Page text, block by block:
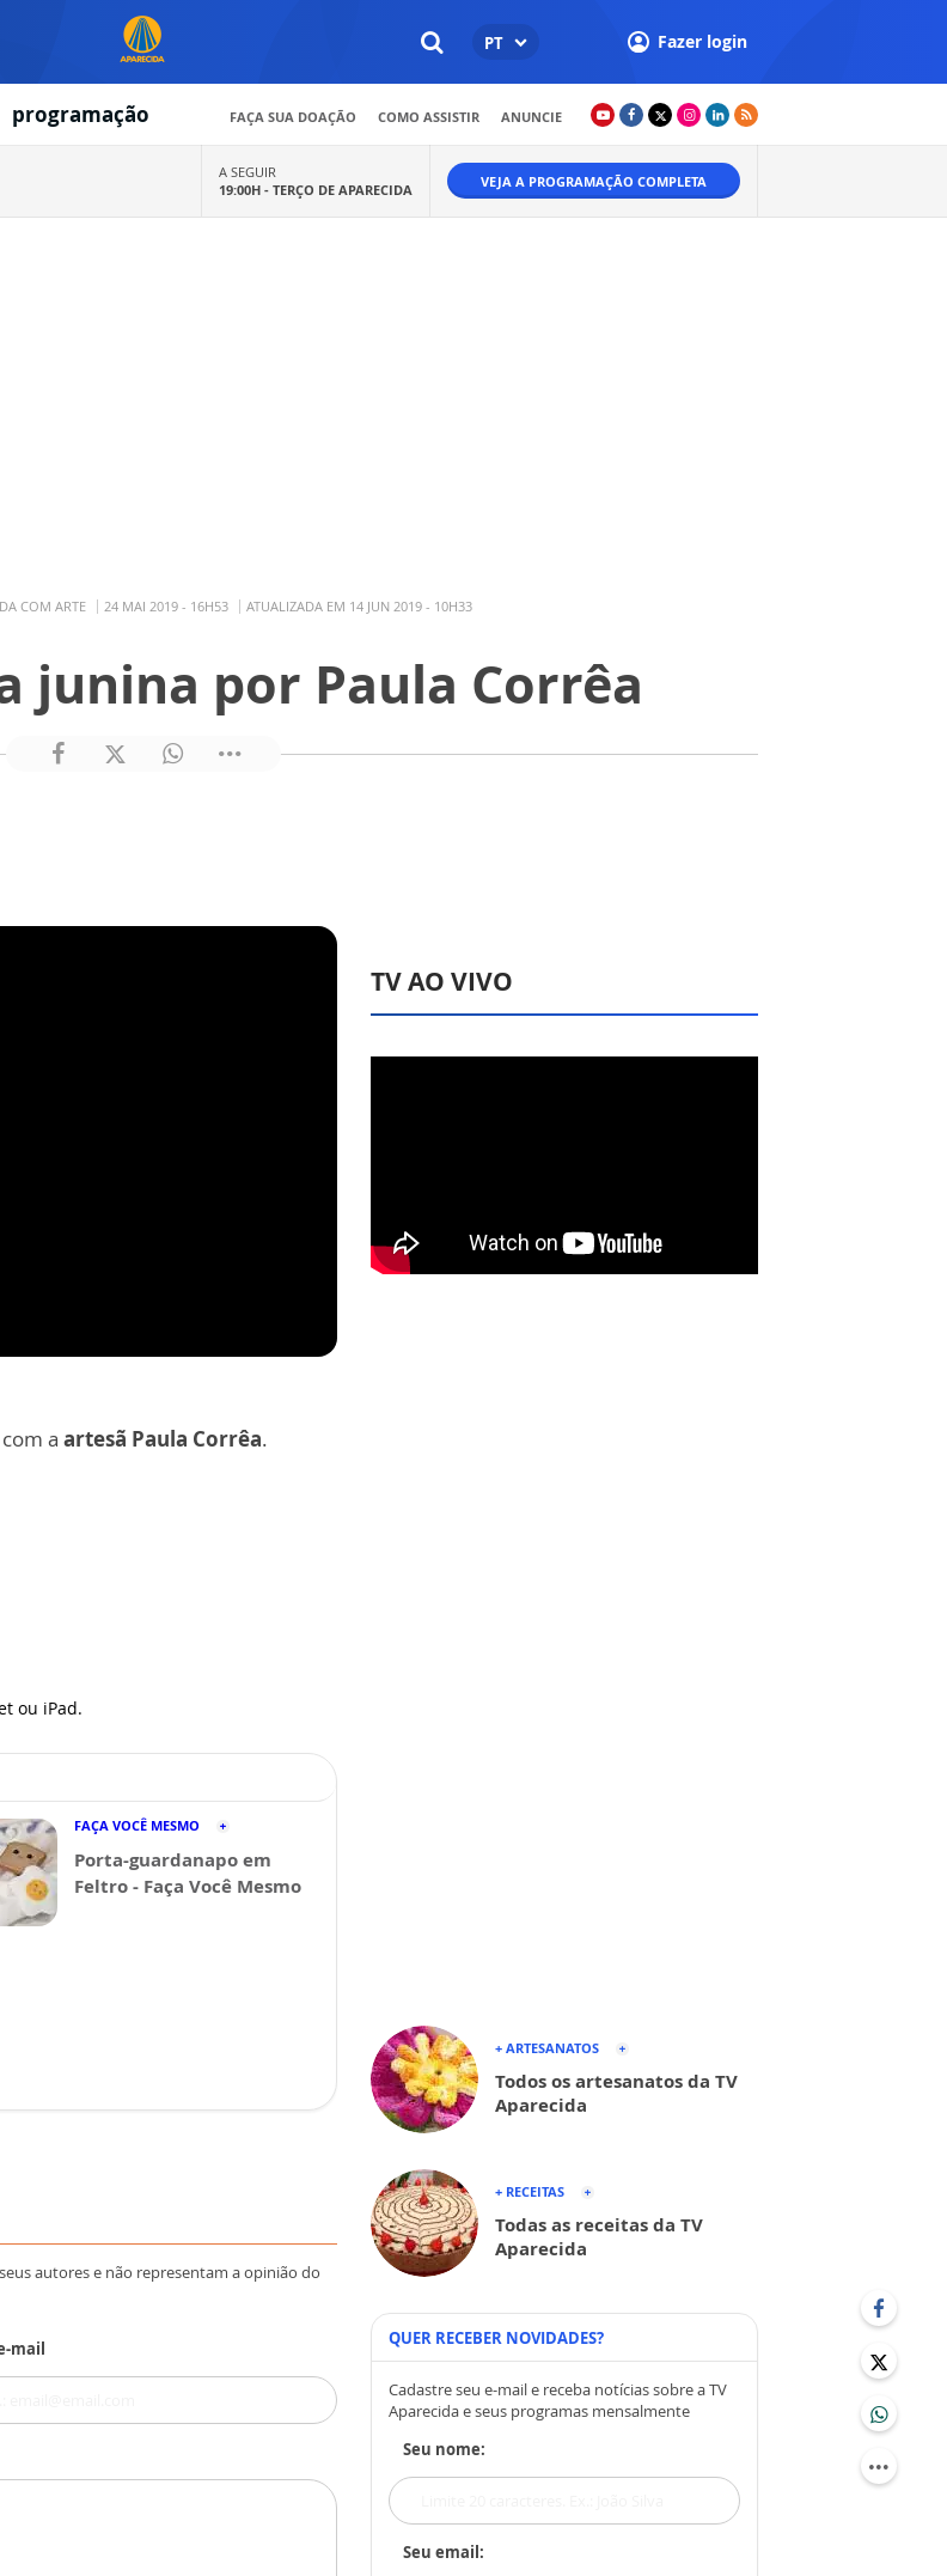
PT Fazer login
programação FAÇA SUA DOAÇÃO COMO ASSISTIR ANUNCIE
A SEGUIR
19:00H - TERÇO DE APARECIDA VEJA A PROGRAMAÇÃO COMPLETA
COM ARTE 24 MAI 2019 - 16H53 ATUALIZADA EM 14 JUN 2019 - 10H33
junina por Paula Corrêa
com a artesã Paula Corrêa.
ou iPad.
FAÇA VOCÊ MESMO
Porta-guardanapo em
Feltro - Faça Você Mesmo
autores e não representam a opinião do
mail
TV AO VIVO
+ ARTESANATOS
Todos os artesanatos da TV
Aparecida
+ RECEITAS
Todas as receitas da TV
Aparecida
QUER RECEBER NOVIDADES?
Cadastre seu e-mail e receba notícias sobre a TV
Aparecida e seus programas mensalmente
Seu nome:
Seu email: